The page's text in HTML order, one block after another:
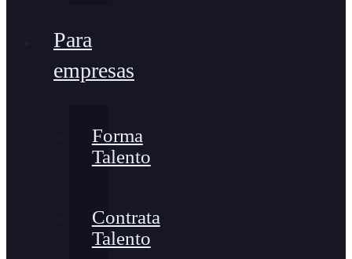
Para
empresas
Forma
Talento
Contrata
Talento